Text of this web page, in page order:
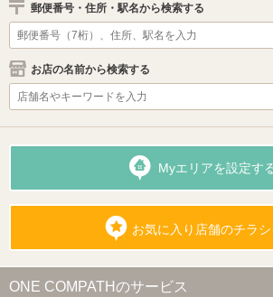
郵便番号・住所・駅名から検索する
お店の名前から検索する
Myエリアを設定す
お気に入り店舗のチラ
ONE COMPATHのサービス